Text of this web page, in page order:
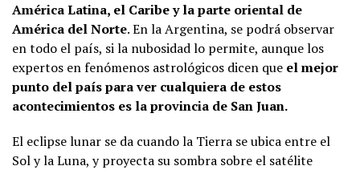
América Latina, el Caribe y la parte oriental de
América del Norte. En la Argentina, se podrá observar
en todo el país, si la nubosidad lo permite, aunque los
expertos en fenómenos astrológicos dicen que el mejor
punto del país para ver cualquiera de estos
acontecimientos es la provincia de San Juan.
El eclipse lunar se da cuando la Tierra se ubica entre el
Sol y la Luna, y proyecta su sombra sobre el satélite